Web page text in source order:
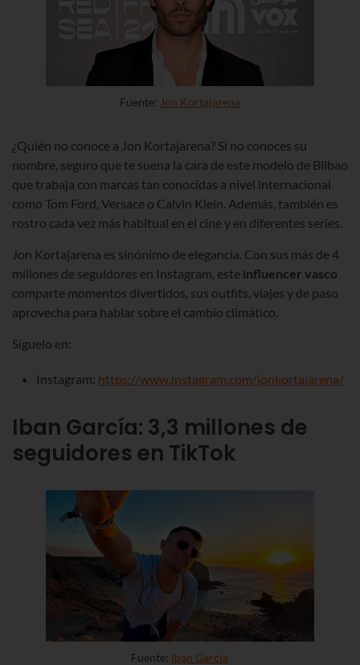
Fuente: Jon Kortajarena
¿Quién no conoce a Jon Kortajarena? Si no conoces su
nombre, seguro que te suena la cara de este modelo de Bilbao
que trabaja con marcas tan conocidas a nivel internacional
como Tom Ford, Versace o Calvin Klein. Además, también es
rostro cada vez más habitual en el cine y en diferentes series.
Jon Kortajarena es sinónimo de elegancia. Con sus más de 4
millones de seguidores en Instagram , este influencer vasco
comparte momentos divertidos, sus outfits, viajes y de paso
aprovecha para hablar sobre el cambio climático.
Síguelo en:
Instagram: https://www.instagram.com/jonkortajarena/
Iban García: 3,3 millones de
seguidores en TikTok
Fuente: Iban García